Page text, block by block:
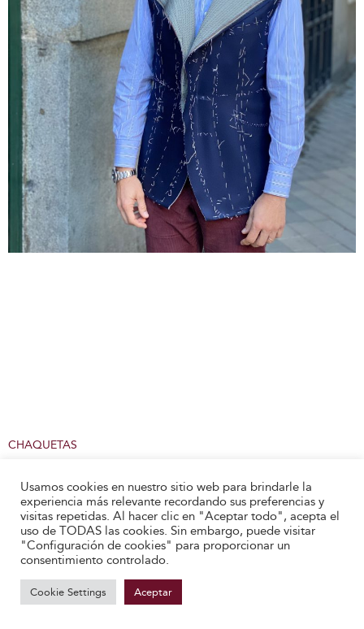
BESPOKE XCI: LA CHAQUETA OBLIGADA
CHAQUETAS
Por José María López-Galiacho
Usamos cookies en nuestro sitio web para brindarle la
experiencia más relevante recordando sus preferencias y
visitas repetidas. Al hacer clic en "Aceptar todo", acepta el
uso de TODAS las cookies. Sin embargo, puede visitar
"Configuración de cookies" para proporcionar un
consentimiento controlado.
Cookie Settings Aceptar